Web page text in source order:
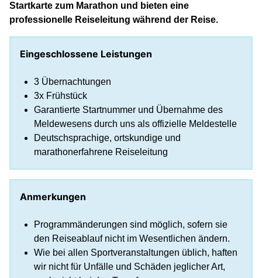
Startkarte zum Marathon und bieten eine
professionelle Reiseleitung während der Reise.
Eingeschlossene Leistungen
3 Übernachtungen
3x Frühstück
Garantierte Startnummer und Übernahme des
Meldewesens durch uns als offizielle Meldestelle
Deutschsprachige, ortskundige und
marathonerfahrene Reiseleitung
Anmerkungen
Programmänderungen sind möglich, sofern sie
den Reiseablauf nicht im Wesentlichen ändern.
Wie bei allen Sportveranstaltungen üblich, haften
wir nicht für Unfälle und Schäden jeglicher Art,